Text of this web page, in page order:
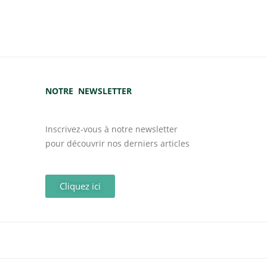
NOTRE NEWSLETTER
Inscrivez-vous à notre newsletter
pour découvrir nos derniers articles
Cliquez ici